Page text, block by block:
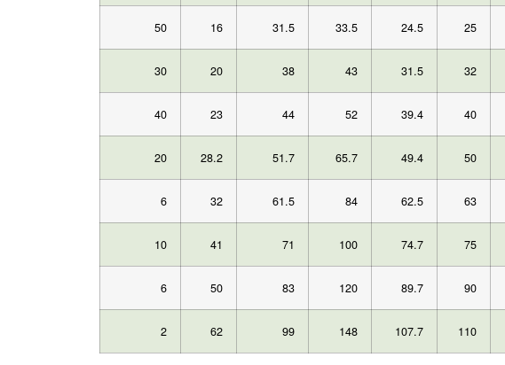
25
24.5
33.5
31.5
16
50
32
31.5
43
38
20
30
40
39.4
52
44
23
40
50
49.4
65.7
51.7
28.2
20
63
62.5
84
61.5
32
6
75
74.7
100
71
41
10
90
89.7
120
83
50
6
110
107.7
148
99
62
2